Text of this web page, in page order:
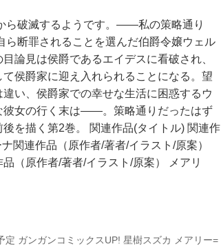
ら破滅するようです。――私の策略通り
ら断罪されることを選んだ伯爵令嬢ウェル
論見は侯爵であるエイデスに看破され、
て侯爵家に迎え入れられることになる。望
違い、侯爵家での幸せな生活に困惑するウ
彼女の行く末は――。策略通りだったはず
を描く第2巻。 関連作品(タイトル) 関連作
関連作品（原作者/著者/イラスト/原案）
（原作者/著者/イラスト/原案） メアリ
定 ガンガンコミックスUP! 星樹スズカ
メアリー=